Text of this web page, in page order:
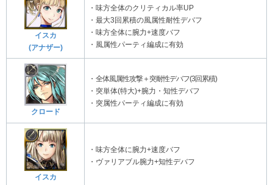
イスカ
(アナザー)
・味方全体のクリティカル率UP
・最大3回累積の風属性耐性デバフ
・味方全体に腕力+速度バフ
・風属性パーティ編成に有効
クロード
・ 全体風属性攻撃＋突耐性デバフ(3回累積)
・突単体(特大)+腕力・知性デバフ
・突属性パーティ編成に有効
イスカ
・味方全体に腕力+速度バフ
・ヴァリアブル腕力+知性デバフ